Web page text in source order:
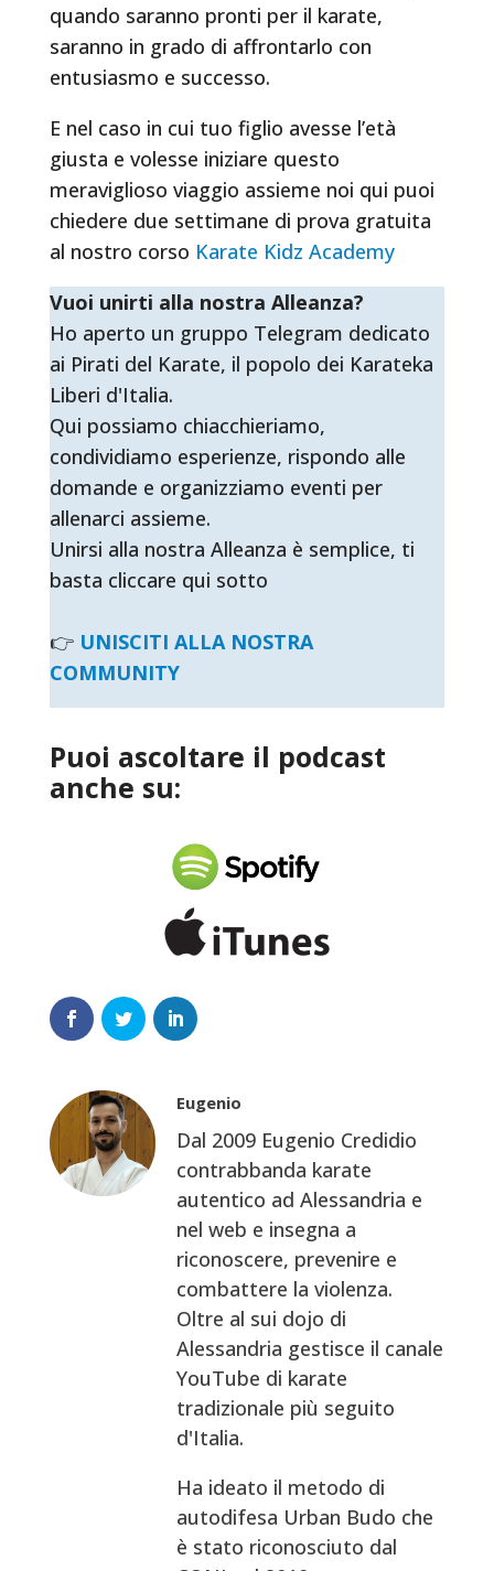
quando saranno pronti per il karate,
saranno in grado di affrontarlo con
entusiasmo e successo.
E nel caso in cui tuo figlio avesse l’età
giusta e volesse iniziare questo
meraviglioso viaggio assieme noi qui puoi
chiedere due settimane di prova gratuita
al nostro corso Karate Kidz Academy
Vuoi unirti alla nostra Alleanza?
Ho aperto un gruppo Telegram dedicato
ai Pirati del Karate, il popolo dei Karateka
Liberi d'Italia.
Qui possiamo chiacchieriamo,
condividiamo esperienze, rispondo alle
domande e organizziamo eventi per
allenarci assieme.
Unirsi alla nostra Alleanza è semplice, ti
basta cliccare qui sotto
👉 UNISCITI ALLA NOSTRA
COMMUNITY
Puoi ascoltare il podcast
anche su:
Eugenio
Dal 2009 Eugenio Credidio
contrabbanda karate
autentico ad Alessandria e
nel web e insegna a
riconoscere, prevenire e
combattere la violenza.
Oltre al sui dojo di
Alessandria gestisce il canale
YouTube di karate
tradizionale più seguito
d'Italia.
Ha ideato il metodo di
autodifesa Urban Budo che
è stato riconosciuto dal